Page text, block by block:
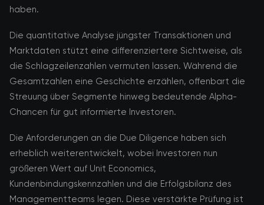
haben.
Die quantitative Analyse jüngster Transaktionen und
Marktdaten stützt eine differenziertere Sichtweise, als
die Schlagzeilenzahlen vermuten lassen. Während die
Gesamtzahlen eine Geschichte erzählen, offenbart die
Streuung über Segmente hinweg bedeutende Alpha-
Chancen für gut informierte Investoren.
Die Anforderungen an die Due Diligence haben sich
erheblich weiterentwickelt, wobei Investoren nun
größeren Wert auf Unit Economics,
Kundenbindungskennzahlen und die Erfolgsbilanz des
Managementteams legen. Diese verstärkte Prüfung ist